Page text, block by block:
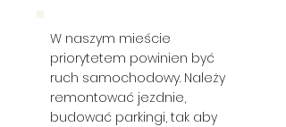
W naszym mieście
priorytetem powinien być
ruch samochodowy. Należy
remontować jezdnie,
budować parkingi, tak aby